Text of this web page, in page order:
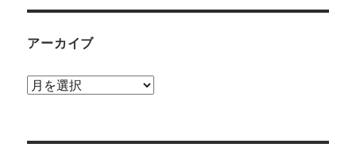
アーカイブ
ア